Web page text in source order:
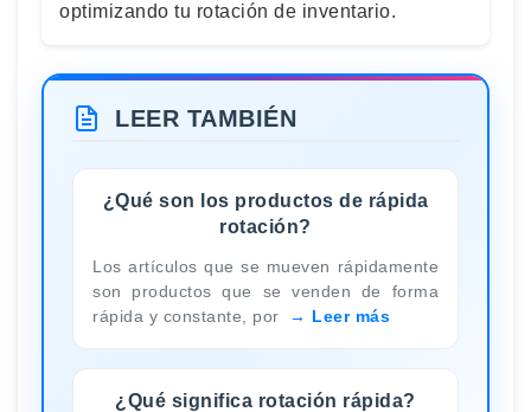
optimizando tu rotación de inventario.
LEER TAMBIÉN
¿Qué son los productos de rápida
rotación?
Los artículos que se mueven rápidamente
son productos que se venden de forma
rápida y constante, por
Leer más
¿Qué significa rotación rápida?